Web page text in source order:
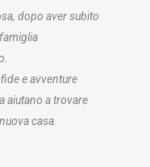
dopo aver subito
e avventure
aiutano a trovare
casa.